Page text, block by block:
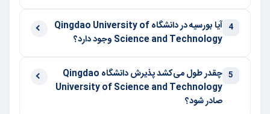
4
آیا بورسیه در دانشگاه Qingdao University of
Science and Technology وجود دارد؟
5
چقدر طول می‌کشد پذیرش دانشگاه Qingdao
University of Science and Technology
صادر شود؟